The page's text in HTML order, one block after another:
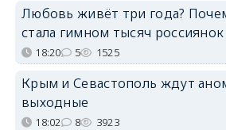
Любовь живёт три года?
стала гимном тысяч россиянок
18:20 5 1525
Крым и Севастополь ждут
выходные
18:02 8 3923